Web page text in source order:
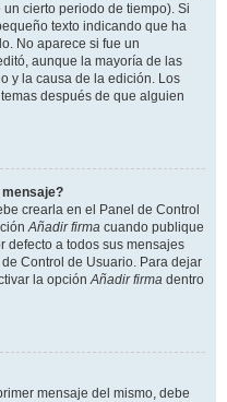
cierto periodo de tiempo). Si
texto indicando que ha
No aparece si fue un
aunque la mayoría de las
y la causa de la edición. Los
después de que alguien
crearla en el Panel de Control
Añadir firma cuando publique
defecto a todos sus mensajes
Control de Usuario. Para dejar
la opciónAñadir firma dentro
mensaje del mismo, debe